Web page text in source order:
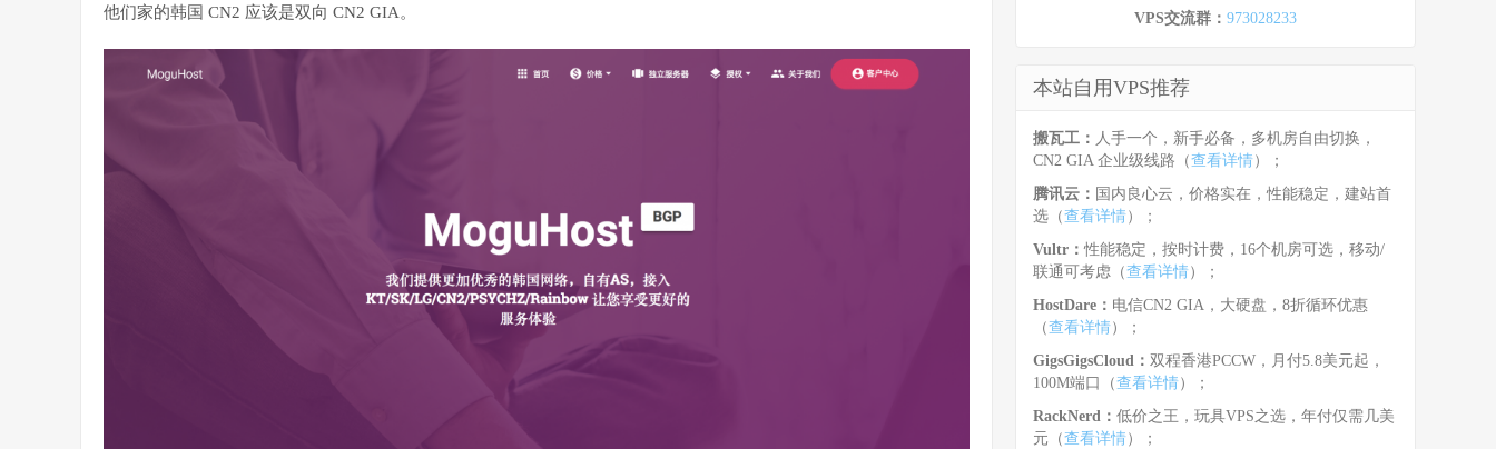
他们家的韩国 CN2 应该是双向 CN2 GIA。
VPS交流群： 973028233
本站自用VPS推荐
搬瓦工： 人手一个，新手必备，多机房自由切换，
CN2 GIA 企业级线路（查看详情）；
腾讯云： 国内良心云，价格实在，性能稳定，建站首
选（查看详情）；
Vultr：性能稳定，按时计费，16个机房可选，移动/
联通可考虑（查看详情）；
HostDare： 电信CN2 GIA，大硬盘，8折循环优惠
（查看详情）；
GigsGigsCloud： 双程香港PCCW，月付5.8美元起，
100M端口（查看详情）；
RackNerd： 低价之王，玩具VPS之选，年付仅需几美
元（查看详情）；